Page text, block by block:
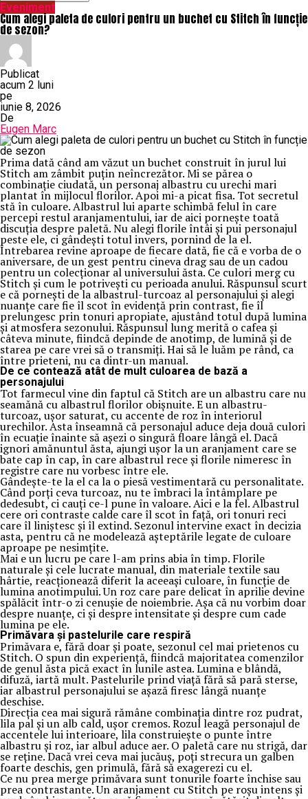
Eveniment
Cum alegi paleta de culori pentru un buchet cu Stitch în funcție
de sezon?
Publicat
acum 2 luni
pe
iunie 8, 2026
De
Eugen Marc
Prima dată când am văzut un buchet construit în jurul lui
Stitch am zâmbit puțin neîncrezător. Mi se părea o
combinație ciudată, un personaj albastru cu urechi mari
plantat în mijlocul florilor. Apoi mi-a picat fisa. Tot secretul
stă în culoare. Albastrul lui aparte schimbă felul în care
percepi restul aranjamentului, iar de aici pornește toată
discuția despre paletă. Nu alegi florile întâi și pui personajul
peste ele, ci gândești totul invers, pornind de la el.
Întrebarea revine aproape de fiecare dată, fie că e vorba de o
aniversare, de un gest pentru cineva drag sau de un cadou
pentru un colecționar al universului ăsta. Ce culori merg cu
Stitch și cum le potrivești cu perioada anului. Răspunsul scurt
e că pornești de la albastrul-turcoaz al personajului și alegi
nuanțe care fie îl scot în evidență prin contrast, fie îl
prelungesc prin tonuri apropiate, ajustând totul după lumina
și atmosfera sezonului. Răspunsul lung merită o cafea și
câteva minute, fiindcă depinde de anotimp, de lumină și de
starea pe care vrei să o transmiți. Hai să le luăm pe rând, ca
între prieteni, nu ca dintr-un manual.
De ce contează atât de mult culoarea de bază a
personajului
Tot farmecul vine din faptul că Stitch are un albastru care nu
seamănă cu albastrul florilor obișnuite. E un albastru-
turcoaz, ușor saturat, cu accente de roz în interiorul
urechilor. Asta înseamnă că personajul aduce deja două culori
în ecuație înainte să așezi o singură floare lângă el. Dacă
ignori amănuntul ăsta, ajungi ușor la un aranjament care se
bate cap în cap, în care albastrul rece și florile nimeresc în
registre care nu vorbesc între ele.
Gândește-te la el ca la o piesă vestimentară cu personalitate.
Când porți ceva turcoaz, nu te îmbraci la întâmplare pe
dedesubt, ci cauți ce-l pune în valoare. Aici e la fel. Albastrul
cere ori contraste calde care îl scot în față, ori tonuri reci
care îl liniștesc și îl extind. Sezonul intervine exact în decizia
asta, pentru că ne modelează așteptările legate de culoare
aproape pe nesimțite.
Mai e un lucru pe care l-am prins abia în timp. Florile
naturale și cele lucrate manual, din materiale textile sau
hârtie, reacționează diferit la aceeași culoare, în funcție de
lumina anotimpului. Un roz care pare delicat în aprilie devine
spălăcit într-o zi cenușie de noiembrie. Așa că nu vorbim doar
despre nuanțe, ci și despre intensitate și despre cum cade
lumina pe ele.
Primăvara și pastelurile care respiră
Primăvara e, fără doar și poate, sezonul cel mai prietenos cu
Stitch. O spun din experiență, fiindcă majoritatea comenzilor
de genul ăsta pică exact în lunile astea. Lumina e blândă,
difuză, iartă mult. Pastelurile prind viață fără să pară sterse,
iar albastrul personajului se așază firesc lângă nuanțe
deschise.
Direcția cea mai sigură rămâne combinația dintre roz pudrat,
lila pal și un alb cald, ușor cremos. Rozul leagă personajul de
accentele lui interioare, lila construiește o punte între
albastru și roz, iar albul aduce aer. O paletă care nu strigă, dar
se reține. Dacă vrei ceva mai jucăuș, poți strecura un galben
foarte deschis, gen primulă, fără să exagerezi cu el.
Ce nu prea merge primăvara sunt tonurile foarte închise sau
prea contrastante. Un aranjament cu Stitch pe roșu intens și